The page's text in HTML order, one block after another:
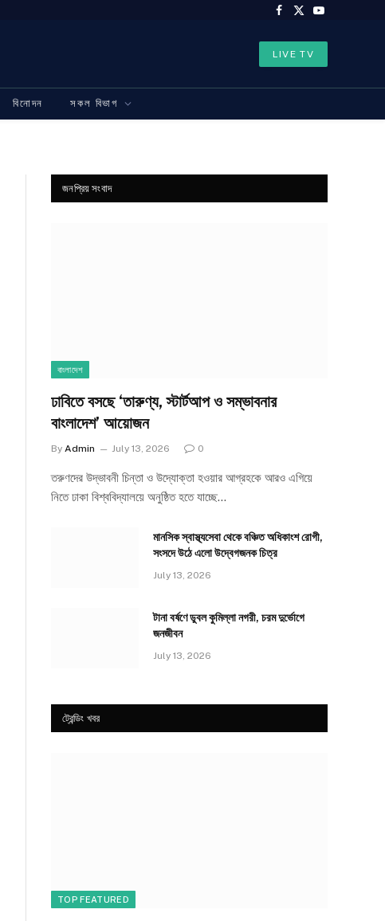
Facebook
X
YouTube
LIVE TV
বিনোদন সকল বিভাগ
জনপ্রিয় সংবাদ
বাংলাদেশ
ঢাবিতে বসছে ‘তারুণ্য, স্টার্টআপ ও সম্ভাবনার
বাংলাদেশ’ আয়োজন
By Admin July 13, 2026 0
তরুণদের উদ্ভাবনী চিন্তা ও উদ্যোক্তা হওয়ার আগ্রহকে আরও এগিয়ে
নিতে ঢাকা বিশ্ববিদ্যালয়ে অনুষ্ঠিত হতে যাচ্ছে…
মানসিক স্বাস্থ্যসেবা থেকে বঞ্চিত অধিকাংশ রোগী,
সংসদে উঠে এলো উদ্বেগজনক চিত্র
July 13, 2026
টানা বর্ষণে ডুবল কুমিল্লা নগরী, চরম দুর্ভোগে
জনজীবন
July 13, 2026
ট্রেন্ডিং খবর
TOP FEATURED